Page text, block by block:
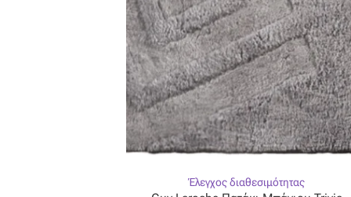
Έλεγχος διαθεσιμότητας